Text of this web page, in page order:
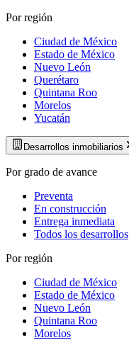
Por región
Ciudad de México
Estado de México
Nuevo León
Querétaro
Quintana Roo
Morelos
Yucatán
Desarrollos inmobiliarios
Por grado de avance
Preventa
En construcción
Entrega inmediata
Todos los desarrollos
Por región
Ciudad de México
Estado de México
Nuevo León
Quintana Roo
Morelos